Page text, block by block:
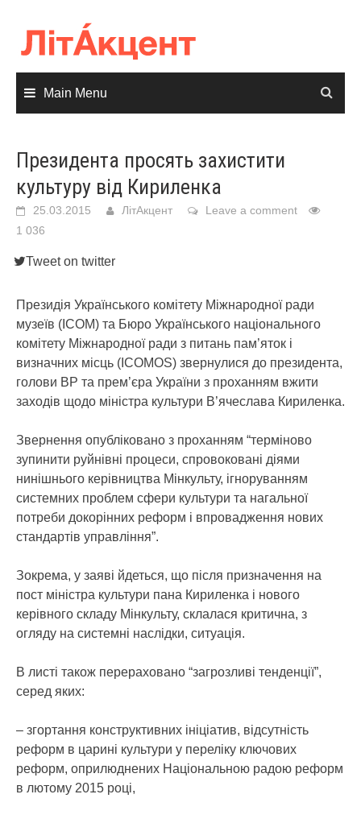
content
Main Menu
Президента просять захистити
культуру від Кириленка
25.03.2015 ЛітАкцент
Leave a comment
1 036
Tweet on twitter
Президія Українського комітету Міжнародної ради
музеїв (ICOM) та Бюро Українського національного
комітету Міжнародної ради з питань пам’яток і
визначних місць (ІСОМОS) звернулися до президента,
голови ВР та прем’єра України з проханням вжити
заходів щодо міністра культури В’ячеслава Кириленка.
Звернення опубліковано з проханням “терміново
зупинити руйнівні процеси, спровоковані діями
нинішнього керівництва Мінкульту, ігноруванням
системних проблем сфери культури та нагальної
потреби докорінних реформ і впровадження нових
стандартів управління”.
Зокрема, у заяві йдеться, що після призначення на
пост міністра культури пана Кириленка і нового
керівного складу Мінкульту, склалася критична, з
огляду на системні наслідки, ситуація.
В листі також перераховано “загрозливі тенденції”,
серед яких:
– згортання конструктивних ініціатив, відсутність
реформ в царині культури у переліку ключових
реформ, оприлюднених Національною радою реформ
в лютому 2015 році,